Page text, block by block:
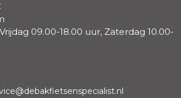
09.00-18.00 uur, Zaterdag 10.00-